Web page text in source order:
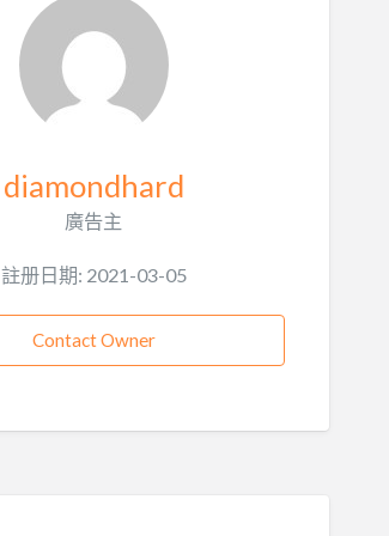
diamondhard
廣告主
註册日期: 2021-03-05
Contact Owner